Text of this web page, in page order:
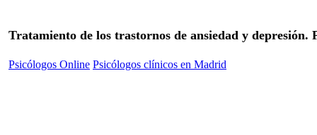
Tratamiento de los trastornos de ansiedad y depresión.
Psicólogos Online Psicólogos clínicos en Madrid